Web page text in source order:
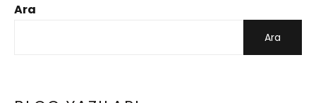
Ara
Ara